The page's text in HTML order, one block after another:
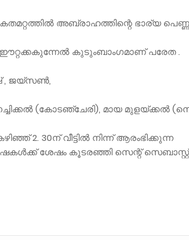
അബ്രാഹത്തിന്റെ ഭാര്യ
കുടുംബാംഗമാണ് പരേത .
, ജയ്സൺ,
(കോടഞ്ചേരി), മായ മുളയ്ക്കൽ
2. 30ന് വീട്ടിൽ നിന്ന് ആരംഭിക്കുന്ന
ശേഷം കൂടരഞ്ഞി സെന്റ്